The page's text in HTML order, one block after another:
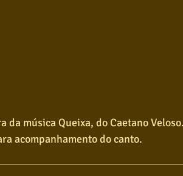
da música Queixa, do Caetano
acompanhamento do canto.